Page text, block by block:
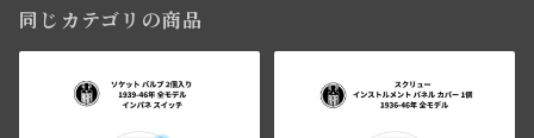
同じカテゴリの商品